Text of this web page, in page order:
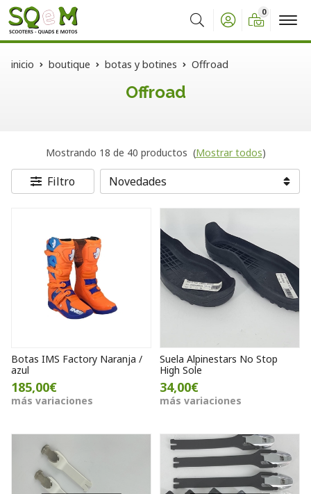
Buscar
0
inicio boutique botas y botines Offroad
Offroad
Mostrando 18 de 40 productos (Mostrar todos)
Filtro
Botas IMS Factory Naranja /
azul
185,00€
más variaciones
Suela Alpinestars No Stop
High Sole
34,00€
más variaciones